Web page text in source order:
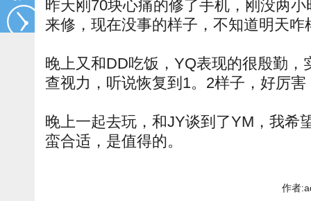
昨天刚70块心痛的修了手机，刚没两
来修，现在没事的样子，不知道明天咋
晚上又和DD吃饭，YQ表现的很殷勤，
查视力，听说恢复到1。2样子，好厉
晚上一起去玩，和JY谈到了YM，我希
蛮合适，是值得的。
作者